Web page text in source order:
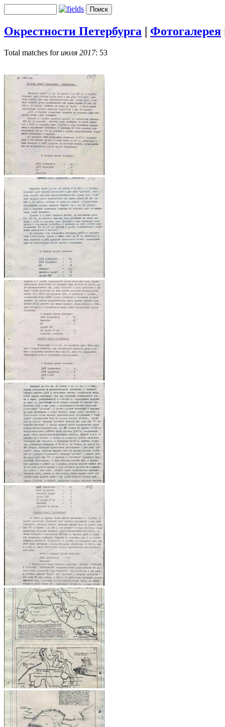
Окрестности Петербурга | Фотогалерея
Total matches forиюля 2017: 53